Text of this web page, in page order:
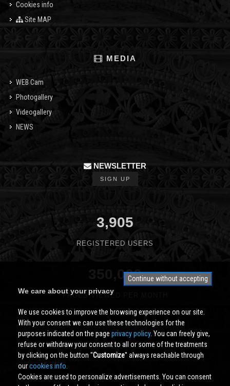
Cookies info
Site MAP
MEDIA
WEB Cam
Photogallery
Videogallery
NEWS
NEWSLETTER
SIGN UP
3,905
REGISTERED USERS
350,000
PAGES VIEWED PER MONTH
Continue without accepting
We care about your privacy
We use cookies to improve the browsing experience on our site.
With your consent we can use these technologies for the
purposes indicated on the page privacy policy. You can freely give,
refuse or withdraw your consent to all or some of the treatments
by clicking on the button ''Customize'' always reachable through
ourcookies info.
Cookies are used to personalize advertisements. You can consent